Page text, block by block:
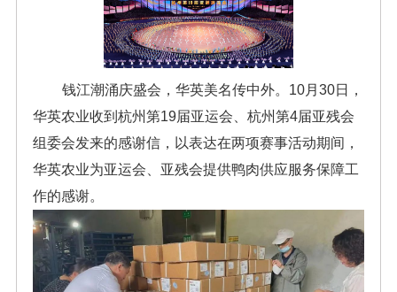
钱江潮涌庆盛会，华英美名传中外。10月30日，
华英农业收到杭州第19届亚运会、杭州第4届亚残会
组委会发来的感谢信，以表达在两项赛事活动期间，
华英农业为亚运会、亚残会提供鸭肉供应服务保障工
作的感谢。